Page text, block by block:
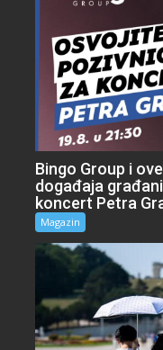
Bingo Group i
događaja
koncert Petra
Magazin